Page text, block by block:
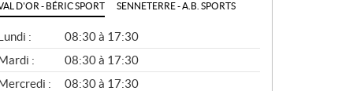
D'OR - BÉRIC SPORT SENNETERRE - A.B. SPORTS
:
08:30 à 17:30
:
08:30 à 17:30
:
08:30 à 17:30